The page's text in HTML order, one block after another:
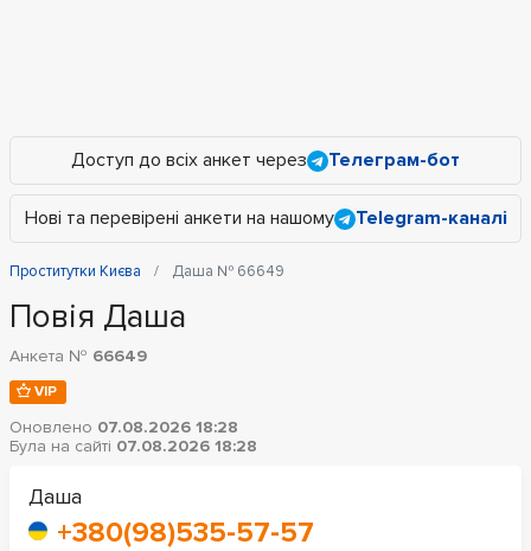
Доступ до всіх анкет через Телеграм-бот
Нові та перевірені анкети на нашому Telegram-каналі
Проститутки Києва Даша № 66649
Повія Даша
Анкета № 66649
VIP
Оновлено 07.08.2026 18:28
Була на сайті 07.08.2026 18:28
Даша
+380(98)535-57-57